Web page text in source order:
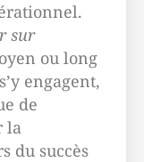
sur
ou long
engagent,
de
la
du succès